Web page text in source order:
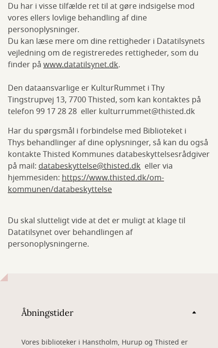
Du har i visse tilfælde ret til at gøre indsigelse mod
vores ellers lovlige behandling af dine
personoplysninger.
Du kan læse mere om dine rettigheder i Datatilsynets
vejledning om de registreredes rettigheder, som du
finder på www.datatilsynet.dk.
Den dataansvarlige er KulturRummet i Thy
Tingstrupvej 13, 7700 Thisted, som kan kontaktes på
telefon 99 17 28 28 eller kulturrummet@thisted.dk
Har du spørgsmål i forbindelse med Biblioteket i
Thys behandlinger af dine oplysninger, så kan du også
kontakte Thisted Kommunes databeskyttelsesrådgiver
på mail: databeskyttelse@thisted.dk eller via
hjemmesiden: https://www.thisted.dk/om-
kommunen/databeskyttelse
Du skal slutteligt vide at det er muligt at klage til
Datatilsynet over behandlingen af
personoplysningerne.
Åbningstider
Vores biblioteker i Hanstholm, Hurup og Thisted er